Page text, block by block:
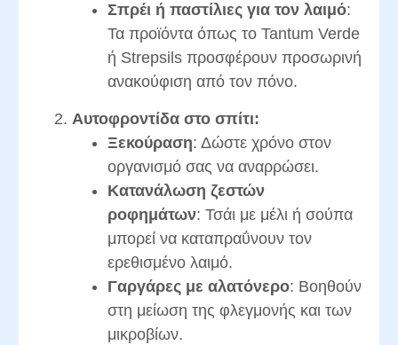
Σπρέι ή παστίλιες για τον λαιμό:
Τα προϊόντα όπως το Tantum Verde
ή Strepsils προσφέρουν προσωρινή
ανακούφιση από τον πόνο.
Αυτοφροντίδα στο σπίτι:
Ξεκούραση: Δώστε χρόνο στον
οργανισμό σας να αναρρώσει.
Κατανάλωση ζεστών
ροφημάτων: Τσάι με μέλι ή σούπα
μπορεί να καταπραΰνουν τον
ερεθισμένο λαιμό.
Γαργάρες με αλατόνερο: Βοηθούν
στη μείωση της φλεγμονής και των
μικροβίων.